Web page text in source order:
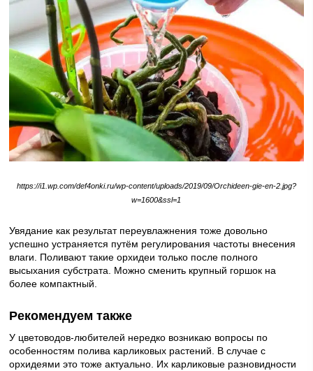
https://i1.wp.com/def4onki.ru/wp-content/uploads/2019/09/Orchideen-gie-en-2.jpg?
w=1600&ssl=1
Увядание как результат переувлажнения тоже довольно
успешно устраняется путём регулирования частоты внесения
влаги. Поливают такие орхидеи только после полного
высыхания субстрата. Можно сменить крупный горшок на
более компактный.
Рекомендуем также
У цветоводов-любителей нередко возникаю вопросы по
особенностям полива карликовых растений. В случае с
орхидеями это тоже актуально. Их карликовые разновидности